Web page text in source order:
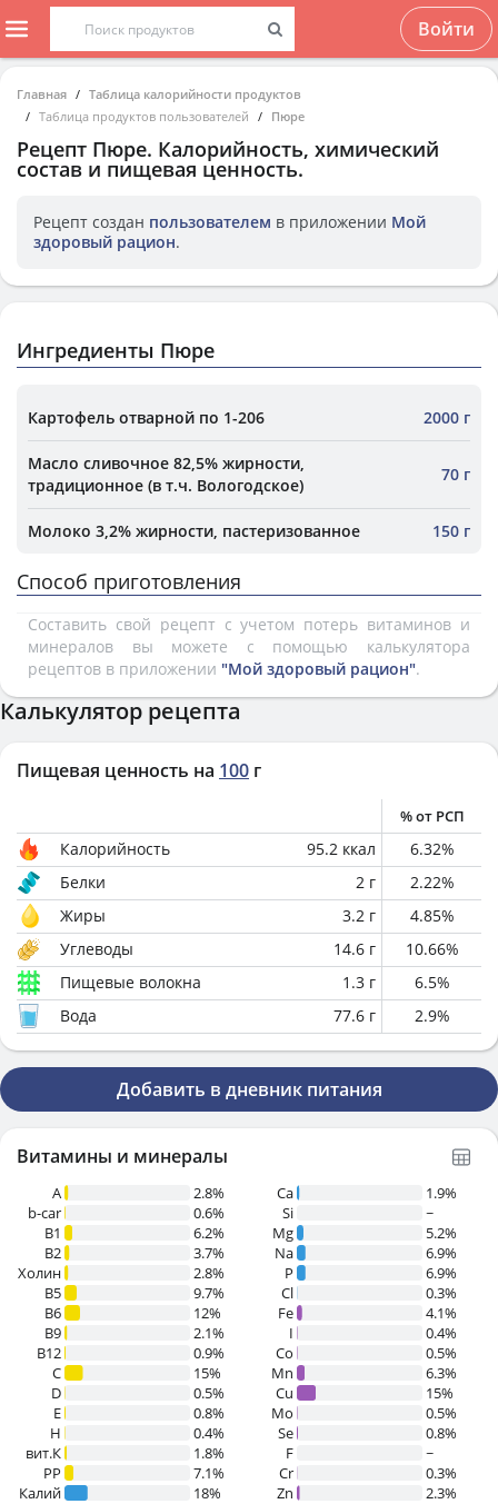
Войти
Главная
Таблица калорийности продуктов
Таблица продуктов пользователей
Пюре
Рецепт Пюре. Калорийность, химический
состав и пищевая ценность.
Рецепт создан пользователем в приложении Мой
здоровый рацион.
Ингредиенты Пюре
Картофель отварной по 1-206 2000 г
Масло сливочное 82,5% жирности,
традиционное (в т.ч. Вологодское)
70 г
Молоко 3,2% жирности, пастеризованное 150 г
Способ приготовления
Составить свой рецепт с учетом потерь витаминов и
минералов вы можете с помощью калькулятора
рецептов в приложении "Мой здоровый рацион".
Калькулятор рецепта
Пищевая ценность на 100 г
% от РСП
Калорийность 95.2 ккал 6.32%
Белки
2 г 2.22%
Жиры
3.2 г 4.85%
Углеводы
14.6 г 10.66%
Пищевые волокна
1.3 г 6.5%
Вода
77.6 г 2.9%
Добавить в дневник питания
Витамины и минералы
A
2.8%
b-car
0.6%
В1
6.2%
B2
3.7%
Холин
2.8%
B5
9.7%
B6
12%
B9
2.1%
B12
0.9%
C
15%
D
0.5%
E
0.8%
H
0.4%
вит.К
1.8%
PP
7.1%
Калий
18%
Ca
1.9%
Si
~
Mg
5.2%
Na
6.9%
P
6.9%
Cl
0.3%
Fe
4.1%
I
0.4%
Co
0.5%
Mn
6.3%
Cu
15%
Mo
0.5%
Se
0.8%
F
~
Cr
0.3%
Zn
2.3%